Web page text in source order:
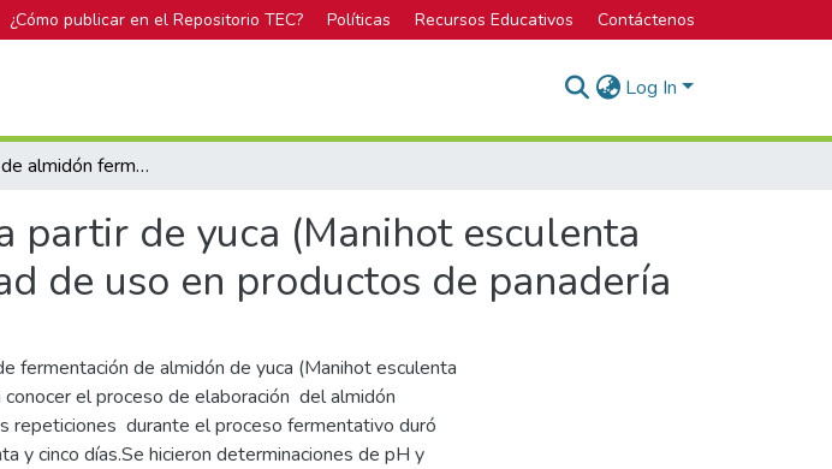
¿Cómo publicar en el Repositorio TEC? Políticas Recursos Educativos Contáctenos
Log In
Obtención de almidón fermentado a partir de yuca (Manihot esculenta crantz) variedad valencia, factibilidad de uso en productos de panadería
partir de yuca (Manihot esculenta
de uso en productos de panadería
fermentación de almidón de yuca (Manihot esculenta
conocer el proceso de elaboración del almidón
repeticiones durante el proceso fermentativo duró
y cinco días.Se hicieron determinaciones de pH y